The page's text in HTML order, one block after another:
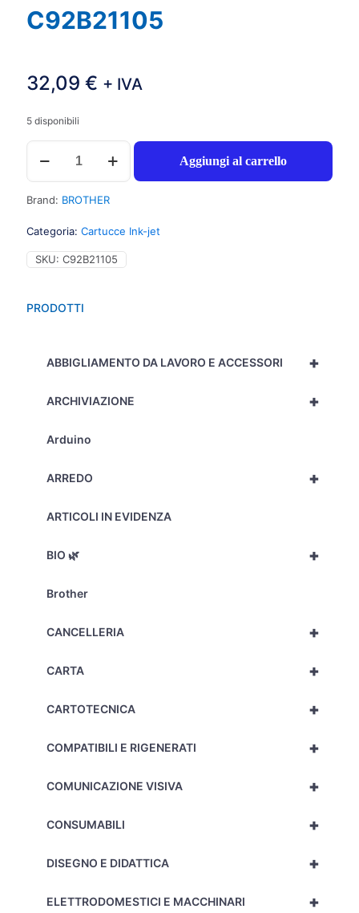
PRODOTTI
+
ABBIGLIAMENTO DA LAVORO E ACCESSORI
+
ARCHIVIAZIONE
Arduino
+
ARREDO
ARTICOLI IN EVIDENZA
+
BIO 🌿
Brother
+
CANCELLERIA
+
CARTA
+
CARTOTECNICA
+
COMPATIBILI E RIGENERATI
+
COMUNICAZIONE VISIVA
+
CONSUMABILI
+
DISEGNO E DIDATTICA
+
ELETTRODOMESTICI E MACCHINARI
C92B21105
32,09 € + IVA
5 disponibili
Brother
LC227XLBK
Cartuccia
inchiostro
nero
MFC
J4620DW
(1.200pg)
C92B21105
Aggiungi al carrello
Brand: BROTHER
Categoria: Cartucce Ink-jet
SKU: C92B21105